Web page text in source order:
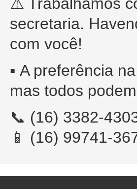
secretaria.
com você!
▪️ A preferência
mas todos
📞 (16) 3382-
📱 (16) 99741-